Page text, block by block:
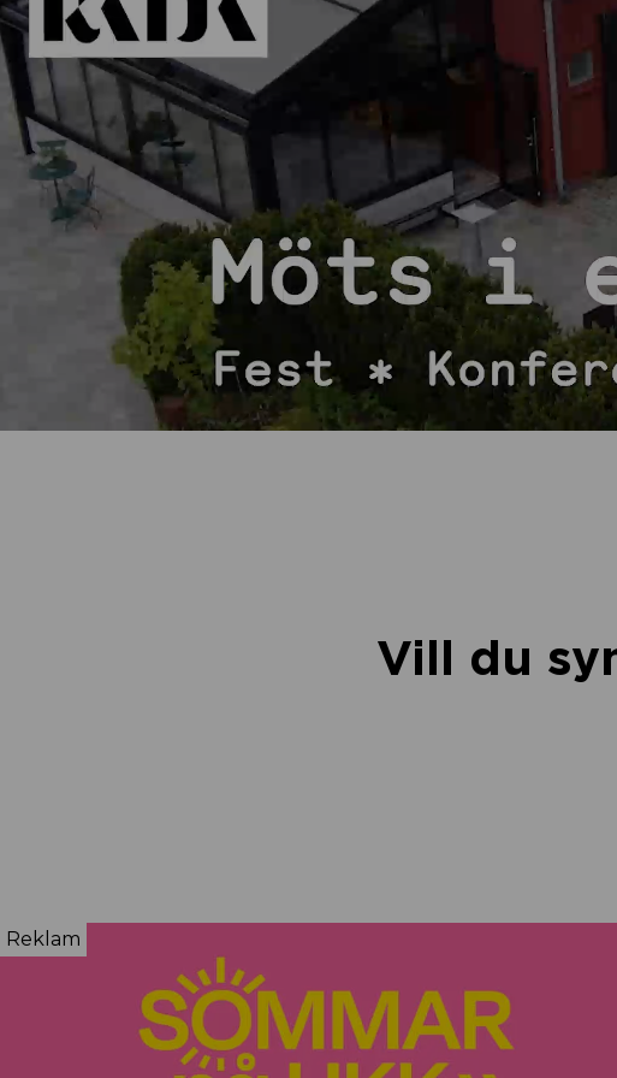
Vill du
Reklam